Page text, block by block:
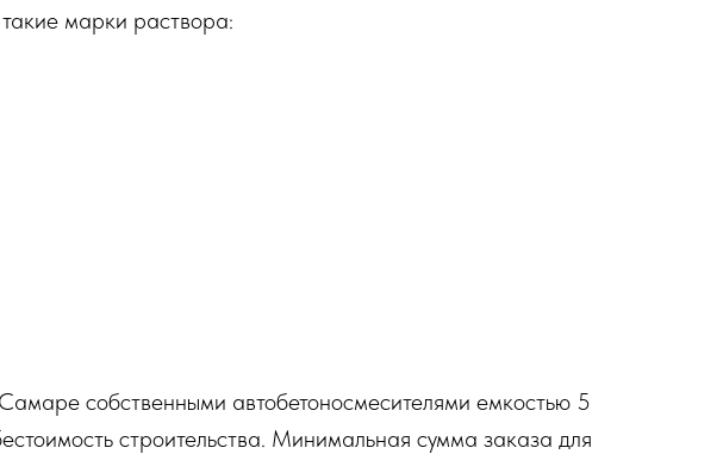
марки раствора:
собственными автобетоносмесителями емкостью 5
строительства. Минимальная сумма заказа для